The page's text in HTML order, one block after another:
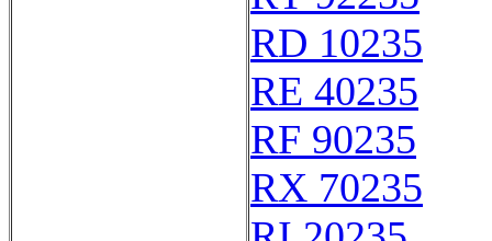
RD 10235
RE 40235
RF 90235
RX 70235